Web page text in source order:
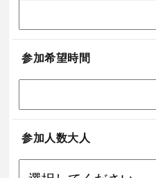
参加希望時間
参加人数大人